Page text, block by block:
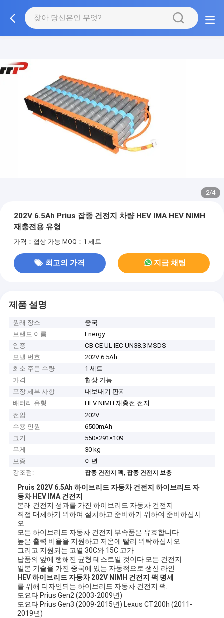
2/4
202V 6.5Ah Prius 잡종 건전지 차량 HEV IMA HEV NIMH
재충전용 유형
가격：협상 가능 MOQ：1 세트
최고의 가격 지금 채팅
제품 설명
원래 장소
중국
브랜드 이름
Energy
인증
CB CE UL IEC UN38.3 MSDS
모델 번호
202V 6.5Ah
최소 주문 수량
1 세트
가격
협상 가능
포장 세부 사항
내보내기 판지
배터리 유형
HEV NIMH 재충전 전지
전압
202V
수용 인원
6500mAh
크기
550×291×109
무게
30 kg
보증
이년
강조점:
잡종 건전지 팩, 잡종 건전지 보충
Pruis 202V 6.5Ah 하이브리드 자동차 건전지 하이브리드 자
동차 HEV IMA 건전지
본래 건전지 성과를 가진 하이브리드 자동차 건전지
직접 대체하기 위하여 설치하고 준비하기 위하여 준비하십시
오
모든 하이브리드 자동차 건전지 부속품은 유효합니다
높은 출력 비율을 지원하고 저온에 빨리 위탁하십시오
그리고 지원되는 고열 30C와 15C 고가
납품의 앞에 행해진 균형 테스트일 것이다 모든 건전지
일본 기술을 가진 중국에 있는 자동적으로 생산 라인
HEV 하이브리드 자동차 202V NIMH 건전지 팩 명세
를 위해 디자인되는 하이브리드 자동차 건전지 팩:
도요타 Prius Gen2 (2003-2009년)
도요타 Prius Gen3 (2009-2015년) Lexus CT200h (2011-
2019년)